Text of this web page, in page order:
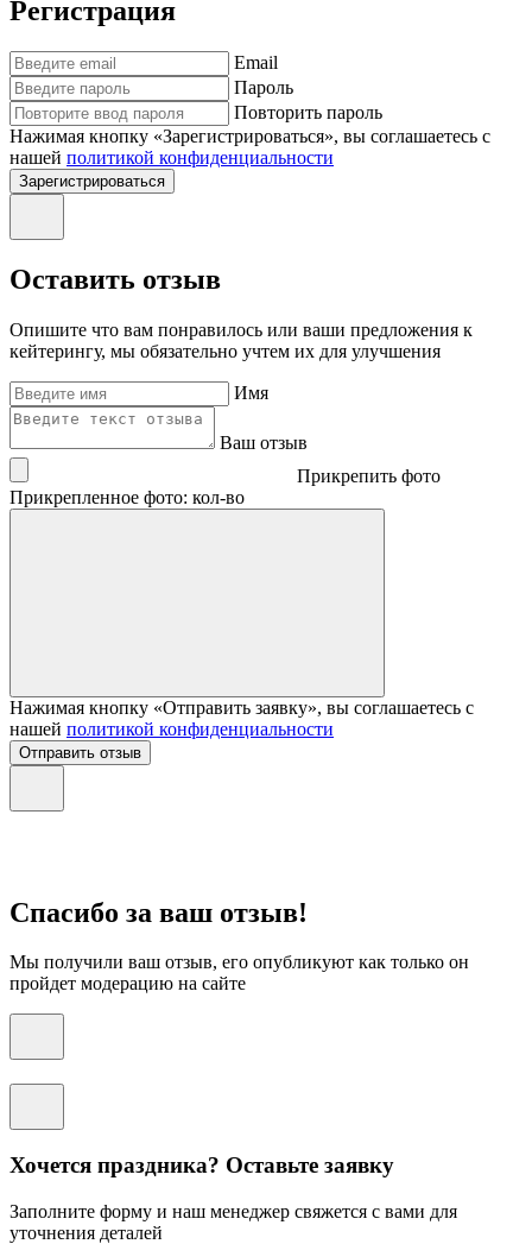
Регистрация
Email
Пароль
Повторить пароль
Нажимая кнопку «Зарегистрироваться», вы соглашаетесь с
нашей политикой конфиденциальности
Зарегистрироваться
Оставить отзыв
Опишите что вам понравилось или ваши предложения к
кейтерингу, мы обязательно учтем их для улучшения
Имя
Ваш отзыв
Прикрепить фото
Прикрепленное фото: кол-во
Нажимая кнопку «Отправить заявку», вы соглашаетесь с
нашей политикой конфиденциальности
Отправить отзыв
Спасибо за ваш отзыв!
Мы получили ваш отзыв, его опубликуют как только он
пройдет модерацию на сайте
Хочется праздника? Оставьте заявку
Заполните форму и наш менеджер свяжется с вами для
уточнения деталей